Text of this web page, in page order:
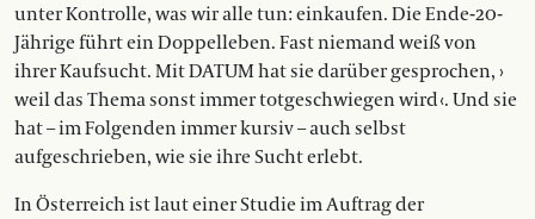
unter Kontrolle, was wir alle tun: einkaufen. Die Ende-20-
Jährige führt ein Doppelleben. Fast niemand weiß von
ihrer Kaufsucht. Mit DATUM hat sie darüber ge­sprochen, ›
weil das Thema sonst immer totgeschwiegen wird ‹. Und sie
hat – im Folgenden immer kursiv – auch selbst
aufgeschrieben, wie sie ihre Sucht erlebt.
In Österreich ist laut einer Studie im Auftrag der